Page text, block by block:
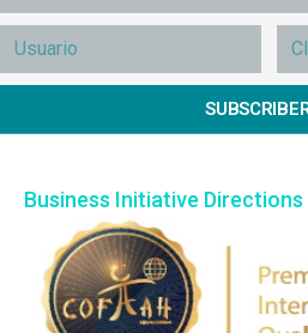
Business Initiative Directions